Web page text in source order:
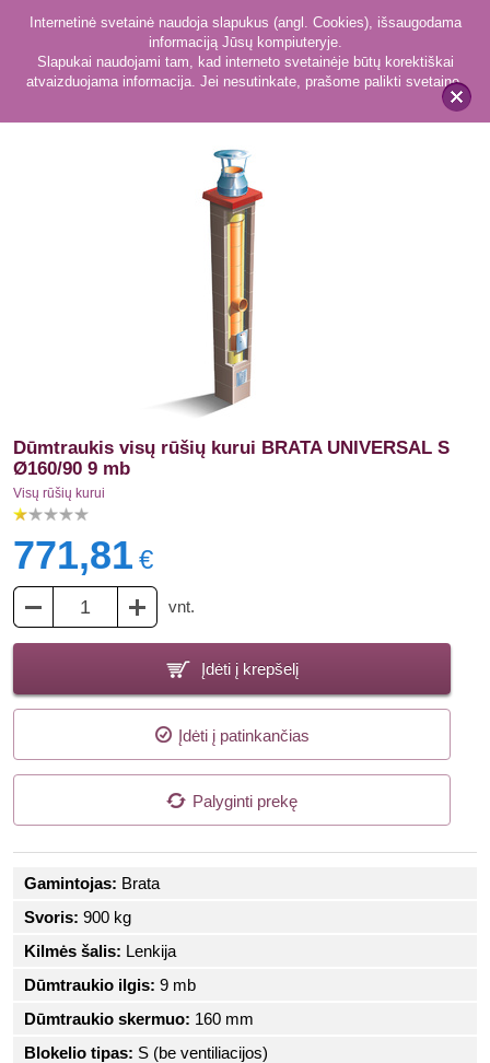
x
Internetinė svetainė naudoja slapukus (angl. Cookies), išsaugodama
informaciją Jūsų kompiuteryje.
Slapukai naudojami tam, kad interneto svetainėje būtų korektiškai
atvaizduojama informacija. Jei nesutinkate, prašome palikti svetainę.
Visų rūšių kurui 50
Dūmtraukis visų rūšių kurui BRATA UNIVERSAL S
Ø160/90 9 mb
Visų rūšių kurui
771,81 €
vnt.
Įdėti į krepšelį
Įdėti į patinkančias
Palyginti prekę
Gamintojas: Brata
Svoris: 900 kg
Kilmės šalis: Lenkija
Dūmtraukio ilgis: 9 mb
Dūmtraukio skermuo: 160 mm
Blokelio tipas: S (be ventiliacijos)